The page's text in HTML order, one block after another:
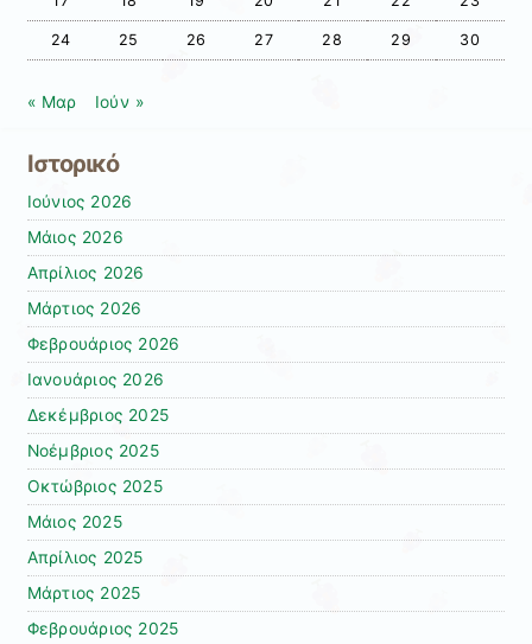
24 25 26 27 28 29 30
« Μαρ Ιούν »
Ιστορικό
Ιούνιος 2026
Μάιος 2026
Απρίλιος 2026
Μάρτιος 2026
Φεβρουάριος 2026
Ιανουάριος 2026
Δεκέμβριος 2025
Νοέμβριος 2025
Οκτώβριος 2025
Μάιος 2025
Απρίλιος 2025
Μάρτιος 2025
Φεβρουάριος 2025